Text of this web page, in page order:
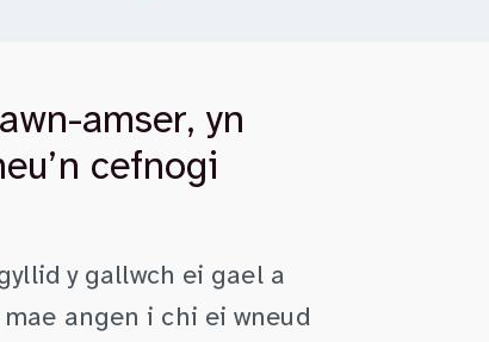
amser, yn
cefnogi
y gallwch ei gael a
angen i chi ei wneud